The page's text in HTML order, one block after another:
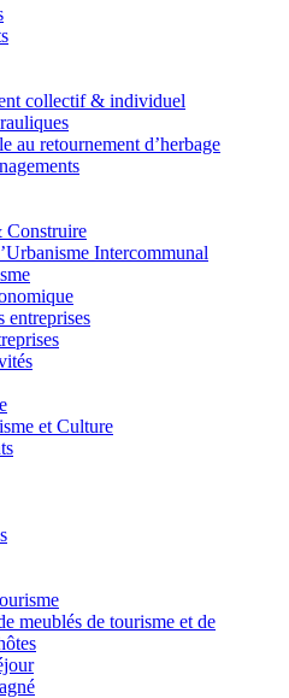
collectif & individuel
au retournement d’herbage
Construire
Intercommunal
entreprises
et Culture
meublés de tourisme et de